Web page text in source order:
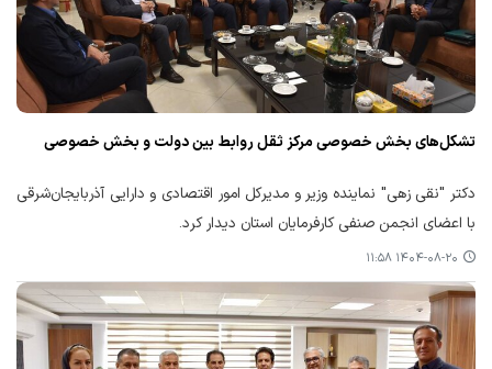
تشکل‌های بخش خصوصی مرکز ثقل روابط بین دولت و بخش خصوصی
دکتر "نقی زهی" نماینده وزیر و مدیرکل امور اقتصادی و دارایی آذربایجان‌شرقی
با اعضای انجمن صنفی کارفرمایان استان دیدار کرد.
۱۴۰۴-۰۸-۲۰ ۱۱:۵۸